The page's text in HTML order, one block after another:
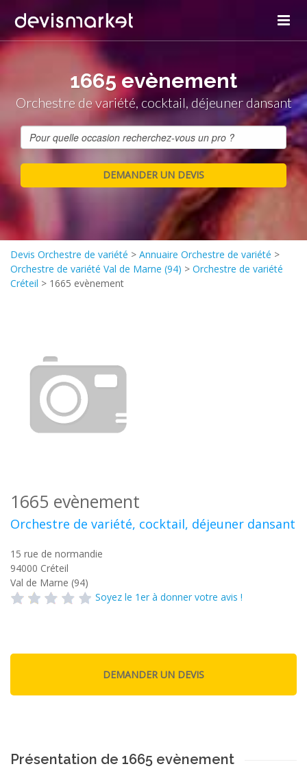
1665 evènement
Orchestre de variété, cocktail, déjeuner dansant
Devis Orchestre de variété > Annuaire Orchestre de variété >
Orchestre de variété Val de Marne (94) > Orchestre de variété
Créteil > 1665 evènement
1665 evènement
Orchestre de variété, cocktail, déjeuner dansant
15 rue de normandie
94000 Créteil
Val de Marne (94)
Soyez le 1er à donner votre avis !
Présentation de 1665 evènement